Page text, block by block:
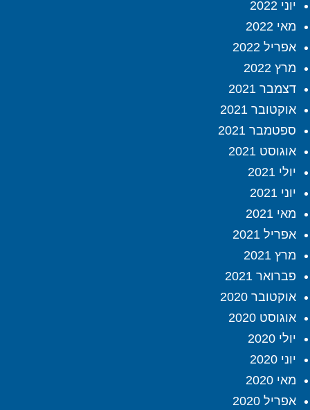
יוני 2022
מאי 2022
אפריל 2022
מרץ 2022
דצמבר 2021
אוקטובר 2021
ספטמבר 2021
אוגוסט 2021
יולי 2021
יוני 2021
מאי 2021
אפריל 2021
מרץ 2021
פברואר 2021
אוקטובר 2020
אוגוסט 2020
יולי 2020
יוני 2020
מאי 2020
אפריל 2020